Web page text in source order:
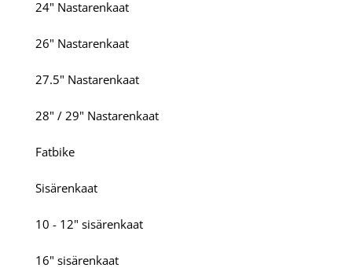
24" Nastarenkaat
26" Nastarenkaat
27.5" Nastarenkaat
28" / 29" Nastarenkaat
Fatbike
Sisärenkaat
10 - 12" sisärenkaat
16" sisärenkaat